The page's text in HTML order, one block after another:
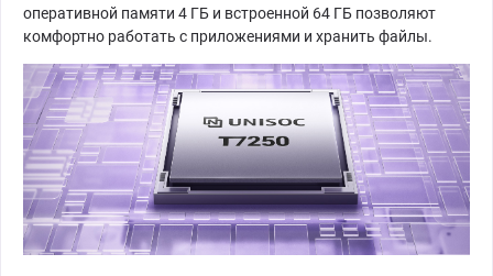
оперативной памяти 4 ГБ и встроенной 64 ГБ позволяют
комфортно работать с приложениями и хранить файлы.